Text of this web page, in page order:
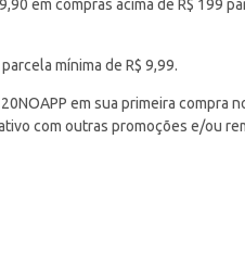
em compras acima de R$ 199
mínima de R$ 9,99.
em sua primeira compra
com outras promoções e/ou